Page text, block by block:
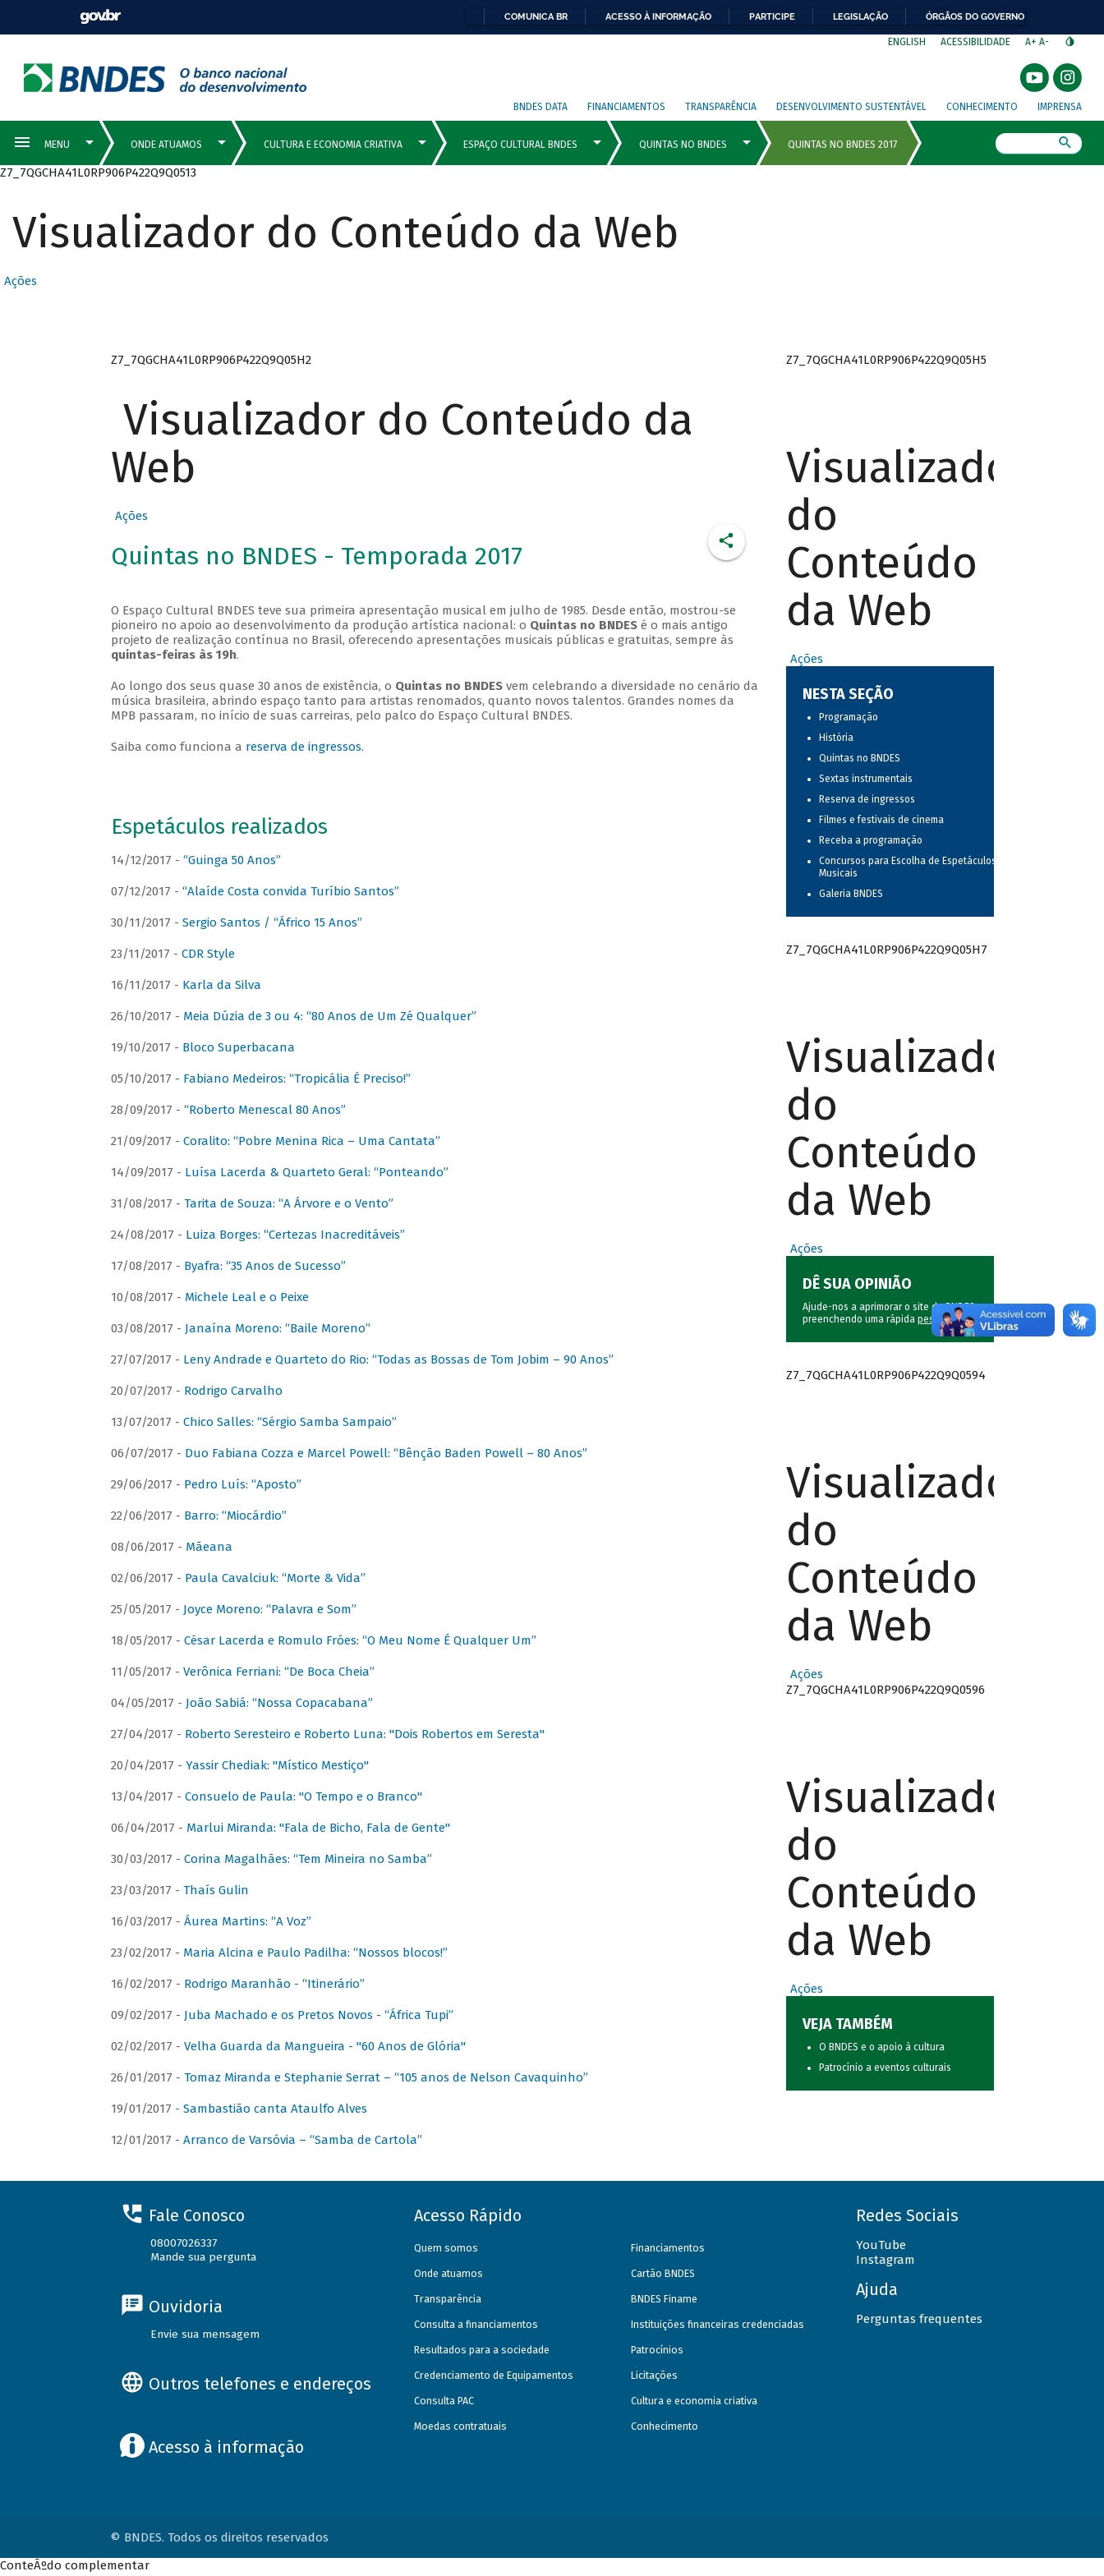
COMUNICA BR ACESSO À INFORMAÇÃO PARTICIPE LEGISLAÇÃO ÓRGÃOS DO GOVERNO
ENGLISH ACESSIBILIDADE A+ A-
BNDES DATA FINANCIAMENTOS TRANSPARÊNCIA DESENVOLVIMENTO SUSTENTÁVEL CONHECIMENTO IMPRENSA
Z7_7QGCHA41L0RP906P422Q9Q0513
Visualizador do Conteúdo da Web
Ações
Z7_7QGCHA41L0RP906P422Q9Q05H2
Visualizador do Conteúdo da
Web
Ações
Quintas no BNDES - Temporada 2017
O Espaço Cultural BNDES teve sua primeira apresentação musical em julho de 1985. Desde então, mostrou-se
pioneiro no apoio ao desenvolvimento da produção artística nacional: o Quintas no BNDESé o mais antigo
projeto de realização contínua no Brasil, oferecendo apresentações musicais públicas e gratuitas, sempre às
quintas-feiras às 19h.
Ao longo dos seus quase 30 anos de existência, o Quintas no BNDESvem celebrando a diversidade no cenário da
música brasileira, abrindo espaço tanto para artistas renomados, quanto novos talentos. Grandes nomes da
MPB passaram, no início de suas carreiras, pelo palco do Espaço Cultural BNDES.
Saiba como funciona a reserva de ingressos.
Espetáculos realizados
14/12/2017 - “Guinga 50 Anos”
07/12/2017 - “Alaíde Costa convida Turíbio Santos”
30/11/2017 - Sergio Santos / “Áfrico 15 Anos”
23/11/2017 - CDR Style
16/11/2017 - Karla da Silva
26/10/2017 - Meia Dúzia de 3 ou 4: “80 Anos de Um Zé Qualquer”
19/10/2017 - Bloco Superbacana
05/10/2017 - Fabiano Medeiros: “Tropicália É Preciso!”
28/09/2017 - “Roberto Menescal 80 Anos”
21/09/2017 - Coralito: “Pobre Menina Rica – Uma Cantata”
14/09/2017 - Luísa Lacerda & Quarteto Geral: “Ponteando”
31/08/2017 - Tarita de Souza: “A Árvore e o Vento”
24/08/2017 - Luiza Borges: “Certezas Inacreditáveis”
17/08/2017 - Byafra: “35 Anos de Sucesso”
10/08/2017 - Michele Leal e o Peixe
03/08/2017 - Janaína Moreno: “Baile Moreno”
27/07/2017 - Leny Andrade e Quarteto do Rio: “Todas as Bossas de Tom Jobim – 90 Anos”
20/07/2017 - Rodrigo Carvalho
13/07/2017 - Chico Salles: “Sérgio Samba Sampaio”
06/07/2017 - Duo Fabiana Cozza e Marcel Powell: “Bênção Baden Powell – 80 Anos”
29/06/2017 - Pedro Luís: “Aposto”
22/06/2017 - Barro: “Miocárdio”
08/06/2017 - Mãeana
02/06/2017 - Paula Cavalciuk: “Morte & Vida”
25/05/2017 - Joyce Moreno: “Palavra e Som”
18/05/2017 - César Lacerda e Romulo Fróes: “O Meu Nome É Qualquer Um”
11/05/2017 - Verônica Ferriani: “De Boca Cheia”
04/05/2017 - João Sabiá: “Nossa Copacabana”
27/04/2017 - Roberto Seresteiro e Roberto Luna: "Dois Robertos em Seresta"
20/04/2017 - Yassir Chediak: "Místico Mestiço"
13/04/2017 - Consuelo de Paula: "O Tempo e o Branco"
06/04/2017 - Marlui Miranda: "Fala de Bicho, Fala de Gente"
30/03/2017 - Corina Magalhães: “Tem Mineira no Samba”
23/03/2017 - Thaís Gulin
16/03/2017 - Áurea Martins: “A Voz”
23/02/2017 - Maria Alcina e Paulo Padilha: “Nossos blocos!”
16/02/2017 - Rodrigo Maranhão - “Itinerário”
09/02/2017 - Juba Machado e os Pretos Novos - “África Tupi”
02/02/2017 - Velha Guarda da Mangueira - "60 Anos de Glória"
26/01/2017 - Tomaz Miranda e Stephanie Serrat – “105 anos de Nelson Cavaquinho”
19/01/2017 - Sambastião canta Ataulfo Alves
12/01/2017 - Arranco de Varsóvia – “Samba de Cartola”
Z7_7QGCHA41L0RP906P422Q9Q05H5
Visualizador
do
Conteúdo
da Web
Ações
NESTA SEÇÃO
Programação
História
Quintas no BNDES
Sextas instrumentais
Reserva de ingressos
Filmes e festivais de cinema
Receba a programação
Concursos para Escolha de Espetáculos
Musicais
Galeria BNDES
Z7_7QGCHA41L0RP906P422Q9Q05H7
Visualizador
do
Conteúdo
da Web
Ações
DÊ SUA OPINIÃO
Ajude-nos a aprimorar o site do BNDES
preenchendo uma rápida pesquisa.
Z7_7QGCHA41L0RP906P422Q9Q0594
Visualizador
do
Conteúdo
da Web
Ações
Z7_7QGCHA41L0RP906P422Q9Q0596
Visualizador
do
Conteúdo
da Web
Ações
VEJA TAMBÉM
O BNDES e o apoio à cultura
Patrocínio a eventos culturais
Fale Conosco
08007026337
Mande sua pergunta
Ouvidoria
Envie sua mensagem
Outros telefones e endereços
Acesso à informação
Acesso Rápido
Quem somos
Onde atuamos
Transparência
Consulta a financiamentos
Resultados para a sociedade
Credenciamento de Equipamentos
Consulta PAC
Moedas contratuais
Financiamentos
Cartão BNDES
BNDES Finame
Instituições financeiras credenciadas
Patrocínios
Licitações
Cultura e economia criativa
Conhecimento
Redes Sociais
YouTube
Instagram
Ajuda
Perguntas frequentes
© BNDES. Todos os direitos reservados
ConteÃºdo complementar